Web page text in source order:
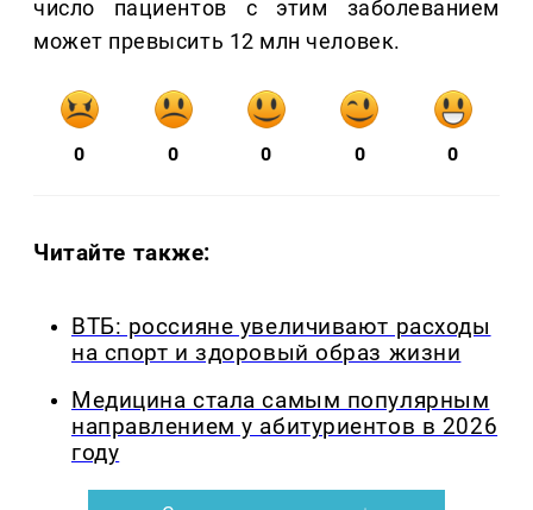
число пациентов с этим заболеванием
может превысить 12 млн человек.
0 0 0 0 0
Читайте также:
ВТБ: россияне увеличивают расходы
на спорт и здоровый образ жизни
Медицина стала самым популярным
направлением у абитуриентов в 2026
году